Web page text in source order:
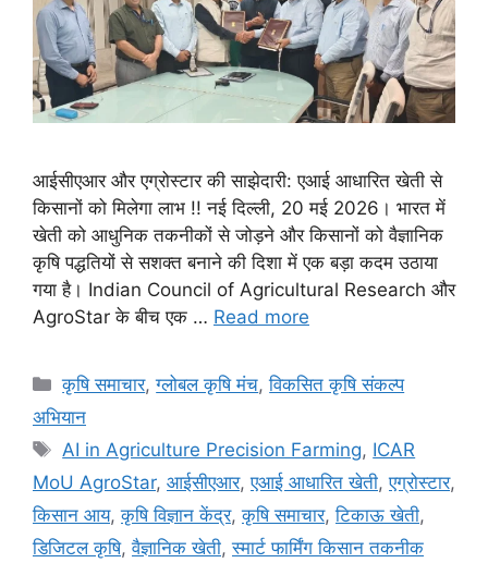
आईसीएआर और एग्रोस्टार की साझेदारी: एआई आधारित खेती से
किसानों को मिलेगा लाभ !! नई दिल्ली, 20 मई 2026। भारत में
खेती को आधुनिक तकनीकों से जोड़ने और किसानों को वैज्ञानिक
कृषि पद्धतियों से सशक्त बनाने की दिशा में एक बड़ा कदम उठाया
गया है। Indian Council of Agricultural Research और
AgroStar के बीच एक … Read more
कृषि समाचार,ग्लोबल कृषि मंच,विकसित कृषि संकल्प
अभियान
AI in Agriculture Precision Farming, ICAR
MoU AgroStar, आईसीएआर,एआई आधारित खेती,एग्रोस्टार,
किसान आय,कृषि विज्ञान केंद्र,कृषि समाचार,टिकाऊ खेती,
डिजिटल कृषि,वैज्ञानिक खेती,स्मार्ट फार्मिंग किसान तकनीक